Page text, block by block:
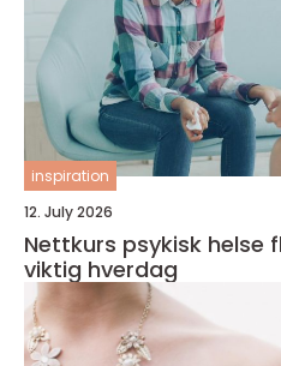
inspiration
12. July 2026
Nettkurs psykisk helse fleksibel læring for en
viktig hverdag